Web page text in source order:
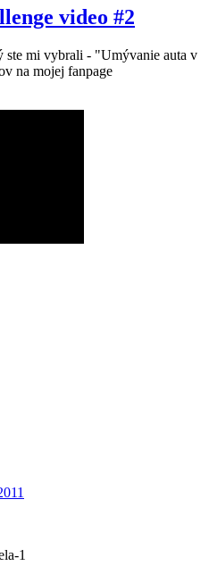
video #2
ste mi vybrali - "Umývanie auta v
na mojej fanpage